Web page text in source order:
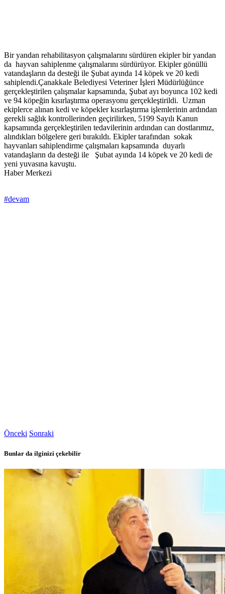
Bir yandan rehabilitasyon çalışmalarını sürdüren ekipler bir yandan
da hayvan sahiplenme çalışmalarını sürdürüyor. Ekipler gönüllü
vatandaşların da desteği ile Şubat ayında 14 köpek ve 20 kedi
sahiplendi.Çanakkale Belediyesi Veteriner İşleri Müdürlüğünce
gerçekleştirilen çalışmalar kapsamında, Şubat ayı boyunca 102 kedi
ve 94 köpeğin kısırlaştırma operasyonu gerçekleştirildi. Uzman
ekiplerce alınan kedi ve köpekler kısırlaştırma işlemlerinin ardından
gerekli sağlık kontrollerinden geçirilirken, 5199 Sayılı Kanun
kapsamında gerçekleştirilen tedavilerinin ardından can dostlarımız,
alındıkları bölgelere geri bırakıldı. Ekipler tarafından sokak
hayvanları sahiplendirme çalışmaları kapsamında duyarlı
vatandaşların da desteği ile Şubat ayında 14 köpek ve 20 kedi de
yeni yuvasına kavuştu.
Haber Merkezi
#devam
Önceki Sonraki
Bunlar da ilginizi çekebilir